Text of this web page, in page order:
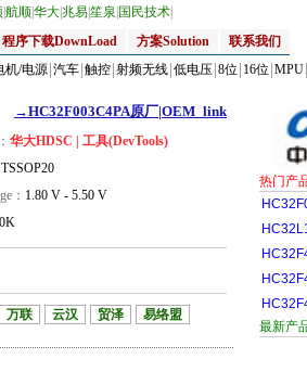
航顺华大兆易笙泉 国民技术
程序下载DownLoad 方案Solution
联系我们
机/电源 汽车 触控 射频无线 低电压 8位 16位 MPU
→HC32F003C4PA原厂|OEM_link
华大HDSC | 工具(DevTools)
TSSOP20
： 1.80 V - 5.50 V
万联 云汉 贸泽 易络盟
热门产
最新产